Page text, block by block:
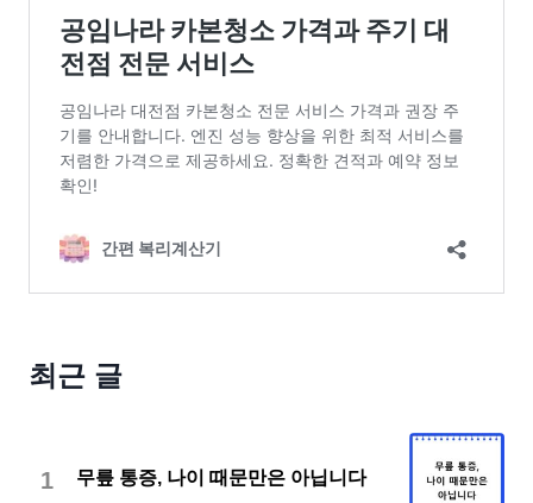
최근 글
1 무릎 통증, 나이 때문만은 아닙니다